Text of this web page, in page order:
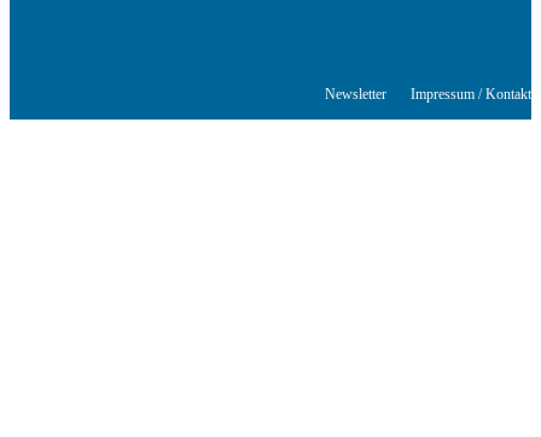
Newsletter
Impressum / Kontakt